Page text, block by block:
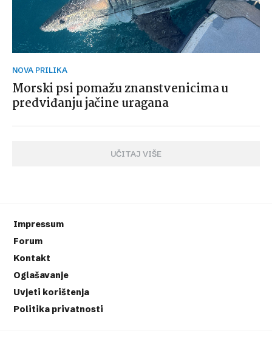
NOVA PRILIKA
Morski psi pomažu znanstvenicima u
predviđanju jačine uragana
UČITAJ VIŠE
Impressum
Forum
Kontakt
Oglašavanje
Uvjeti korištenja
Politika privatnosti